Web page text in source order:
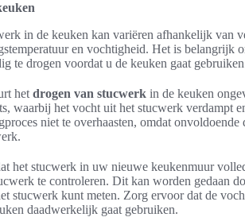
in de keuken kan variëren afhankelijk van
en vochtigheid. Het is belangrijk
te drogen voordat u de keuken gaat
het drogen van stucwerk in de keuken
waarbij het vocht uit het stucwerk verdampt
niet te overhaasten, omdat
het stucwerk in uw nieuwe keukenmuur
te controleren. Dit kan worden gedaan
stucwerk kunt meten. Zorg ervoor dat de
daadwerkelijk gaat gebruiken.